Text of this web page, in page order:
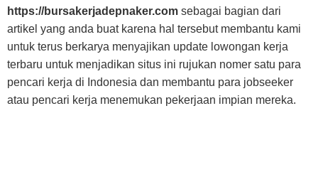
https://bursakerjadepnaker.com sebagai bagian dari
artikel yang anda buat karena hal tersebut membantu kami
untuk terus berkarya menyajikan update lowongan kerja
terbaru untuk menjadikan situs ini rujukan nomer satu para
pencari kerja di Indonesia dan membantu para jobseeker
atau pencari kerja menemukan pekerjaan impian mereka.